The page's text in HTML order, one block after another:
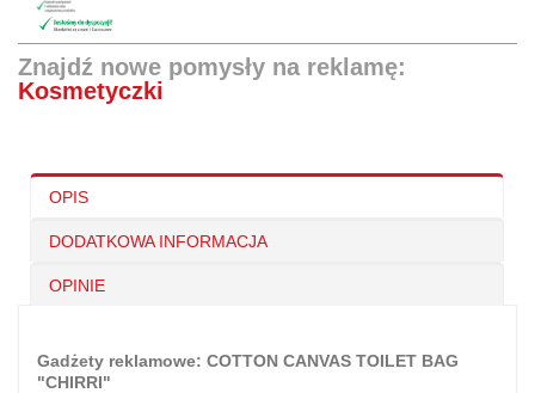
Znajdź nowe pomysły na reklamę:
Kosmetyczki
OPIS
DODATKOWA INFORMACJA
OPINIE
Gadżety reklamowe: COTTON CANVAS TOILET BAG
"CHIRRI"